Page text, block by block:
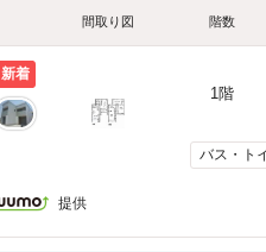
間取り図 階数
新着
1階
バス・ト
提供